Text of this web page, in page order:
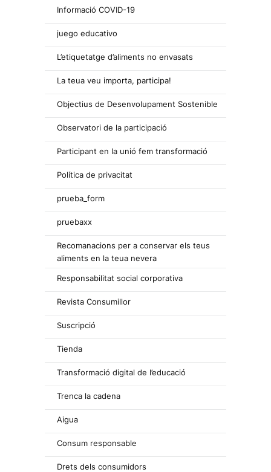
Informació COVID-19
juego educativo
L’etiquetatge d’aliments no envasats
La teua veu importa, participa!
Objectius de Desenvolupament Sostenible
Observatori de la participació
Participant en la unió fem transformació
Política de privacitat
prueba_form
pruebaxx
Recomanacions per a conservar els teus
aliments en la teua nevera
Responsabilitat social corporativa
Revista Consumillor
Suscripció
Tienda
Transformació digital de l’educació
Trenca la cadena
Aigua
Consum responsable
Drets dels consumidors